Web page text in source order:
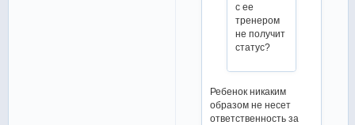
с ее
тренером
не получит
статус?
Ребенок никаким
образом не несет
ответственность за